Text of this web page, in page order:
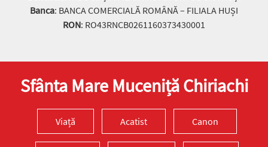
Ev. Matei 17, 24-27; 18, 1-4
Preia articolele Doxologia în site-ul tău!
Banca: BANCA COMERCIALĂ ROMÂNĂ – FILIALA HUȘI
RON: RO43RNCB0261160373430001
Sfânta Mare Muceniță Chiriachi
Viață Acatist Canon